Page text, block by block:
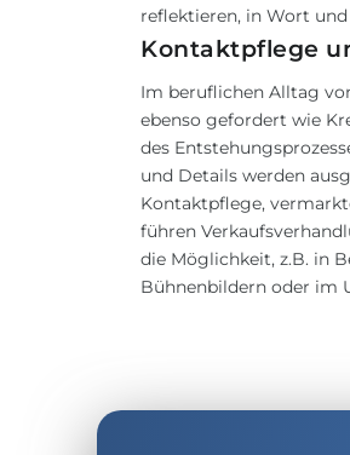
reflektieren, in Wort
Kontaktpflege
Im beruflichen Alltag
ebenso gefordert wie
des
und Details werden
Kontaktpflege,
führen
die Möglichkeit, z.B. in
Bühnenbildern oder im